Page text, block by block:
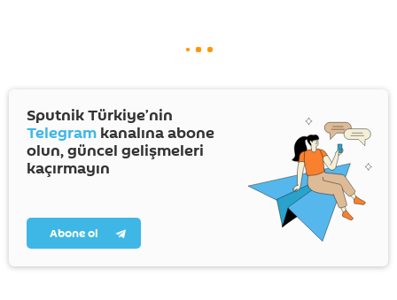
Sputnik Türkiye’nin
Telegram kanalına abone
olun, güncel gelişmeleri
kaçırmayın
Abone ol